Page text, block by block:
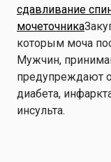
сдавливание
мочеточника
которым моча
Мужчин,
предупреждают
диабета,
инсульта.